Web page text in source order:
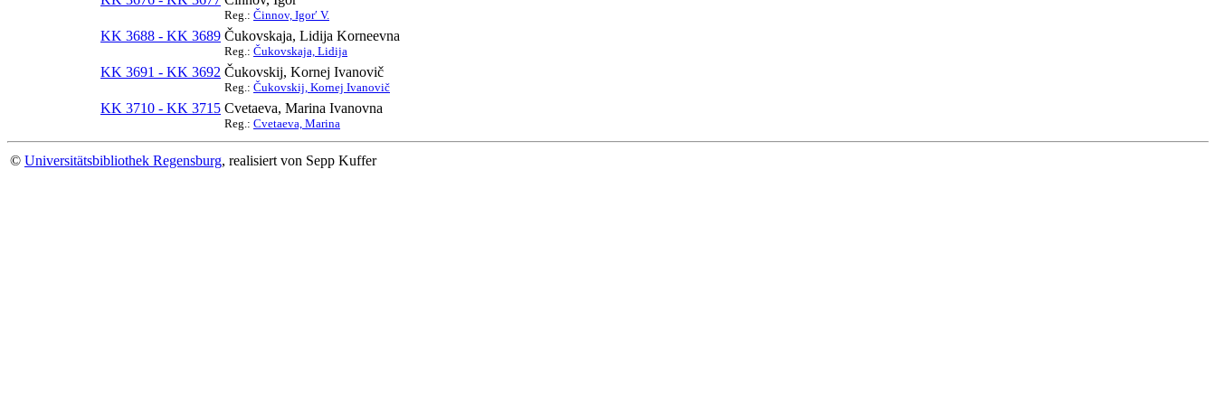
Reg.: Činnov, Igorʹ V.
KK 3688 - KK 3689 Čukovskaja, Lidija Korneevna
Reg.: Čukovskaja, Lidija
KK 3691 - KK 3692 Čukovskij, Kornej Ivanovič
Reg.: Čukovskij, Kornej Ivanovič
KK 3710 - KK 3715 Cvetaeva, Marina Ivanovna
Reg.: Cvetaeva, Marina
© Universitätsbibliothek Regensburg, realisiert von Sepp Kuffer